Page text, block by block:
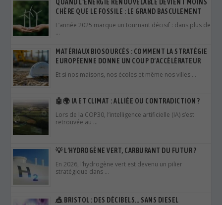
QUAND L’ÉNERGIE RENOUVELABLE DEVIENT MOINS
CHÈRE QUE LE FOSSILE : LE GRAND BASCULEMENT
L’année 2025 marque un tournant décisif : dans plus de
…
MATÉRIAUX BIOSOURCÉS : COMMENT LA STRATÉGIE
EUROPÉENNE DONNE UN COUP D’ACCÉLÉRATEUR
Et si nos maisons, nos écoles et même nos villes …
🤖🌍 IA ET CLIMAT : ALLIÉE OU CONTRADICTION ?
Lors de la COP30, l’intelligence artificielle (IA) s’est
retrouvée au …
💡 L’HYDROGÈNE VERT, CARBURANT DU FUTUR ?
En 2026, l’hydrogène vert est devenu un pilier
stratégique dans …
🎪 BRISTOL : DES DÉCIBELS… SANS DIESEL